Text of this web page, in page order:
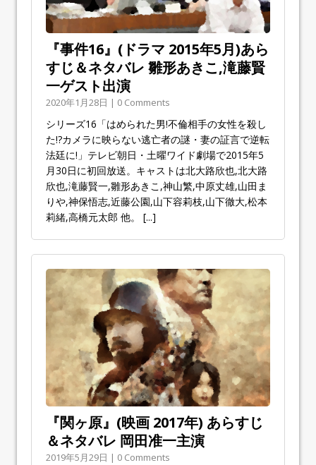
『事件16』(ドラマ 2015年5月)あら
すじ＆ネタバレ 雛形あきこ,滝藤賢
一ゲスト出演
2020年1月28日 | 0 Comments
シリーズ16「はめられた男!不倫相手の女性を殺し
た!?カメラに映らない逃亡者の謎・妻の証言で逆転
法廷に!」テレビ朝日・土曜ワイド劇場で2015年5
月30日に初回放送。キャストは北大路欣也,北大路
欣也,滝藤賢一,雛形あきこ,神山繁,中原丈雄,山田ま
りや,神保悟志,近藤公園,山下容莉枝,山下徹大,松本
莉緒,高橋元太郎 他。 [...]
『関ヶ原』(映画 2017年) あらすじ
＆ネタバレ 岡田准一主演
2019年5月29日 | 0 Comments